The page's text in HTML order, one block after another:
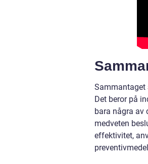
Sammantaget
Det beror på
bara några av
medveten
effektivitet,